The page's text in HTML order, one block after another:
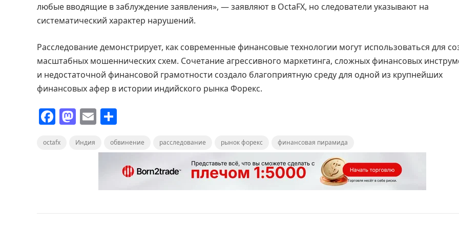
любые вводящие в заблуждение заявления», — заявляют в OctaFX, но следователи указывают на
систематический характер нарушений.
Расследование демонстрирует, как современные финансовые технологии могут использоваться для
масштабных мошеннических схем. Сочетание агрессивного маркетинга, сложных финансовых
и недостаточной финансовой грамотности создало благоприятную среду для одной из крупнейших
финансовых афер в истории индийского рынка Форекс.
F
c
M
st
E
ai п
р
а
octafx Индия обвинение расследование рынок форекс финансовая пирамида